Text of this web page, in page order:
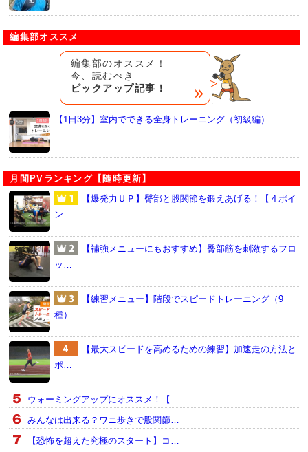
編集部オススメ
編集部のオススメ！
今、読むべき
ピックアップ記事！
【1日3分】室内でできる全身トレーニング（初級編）
月間PVランキング【随時更新】
【爆発力ＵＰ】臀部と股関節を鍛えあげる！【４ポイ
ン…
【補強メニューにもおすすめ】臀部筋を刺激するフロ
ッ…
【練習メニュー】階段でスピードトレーニング（9
種）
【最大スピードを高めるための練習】加速走の方法と
ポ…
ウォーミングアップにオススメ！【…
みんなは出来る？ワニ歩きで股関節…
【恐怖を超えた究極のスタート】コ…